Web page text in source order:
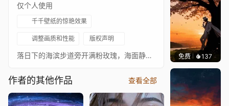
仅个人使用
千千壁纸的惊艳效果
调整画质和性能 版权声明
落日下的海滨步道旁开满粉玫瑰，海面静静停着几艘渔船，暖橙色夕阳将整片海岸晕染得温柔治愈。
作者的其他作品 查看全部
免费 137渔小小